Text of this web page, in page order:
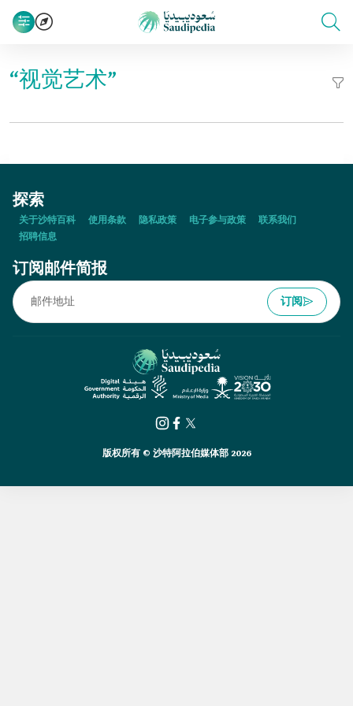
“视觉艺术”
探索
关于沙特百科 使用条款 隐私政策 电子参与政策
联系我们
招聘信息
订阅邮件简报
订阅
版权所有 © 沙特阿拉伯媒体部 2026